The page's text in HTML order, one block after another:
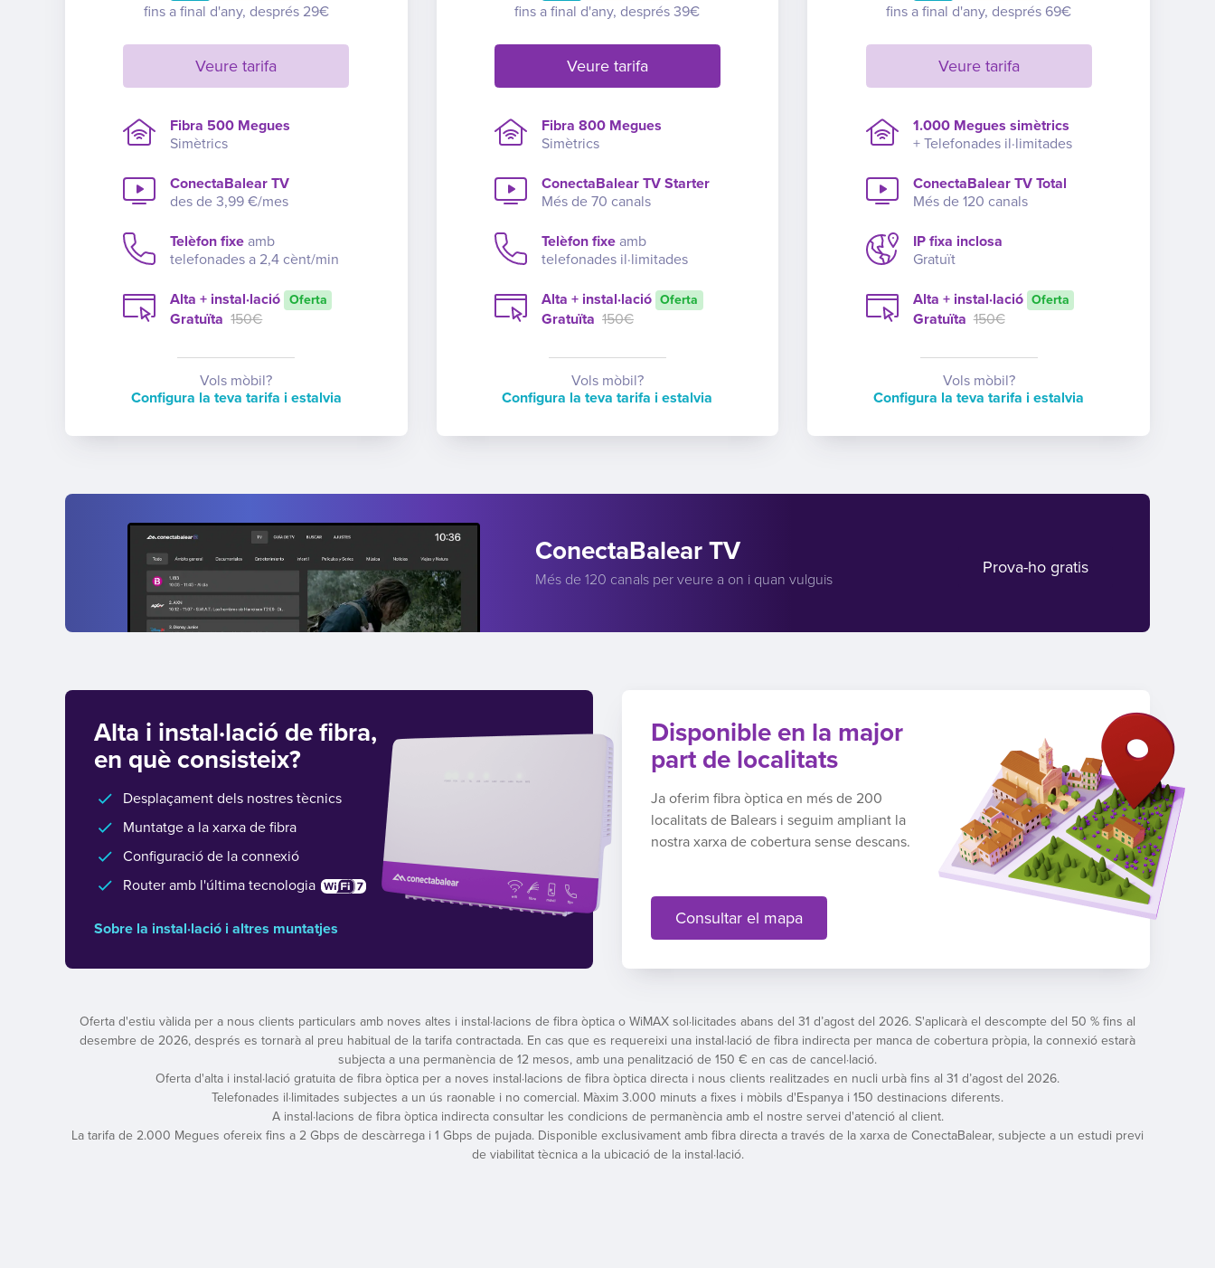
fins a final d'any, després 29€
Veure tarifa
Fibra 500 Megues
Simètrics
ConectaBalear TV
des de 3,99 €/mes
Telèfon fixe amb
telefonades a 2,4 cènt/min
Alta + instal·lació Oferta
Gratuïta 150€
Vols mòbil?
Configura la teva tarifa i estalvia
fins a final d'any, després 39€
Veure tarifa
Fibra 800 Megues
Simètrics
ConectaBalear TV Starter
Més de 70 canals
Telèfon fixeamb
telefonades il·limitades
Alta + instal·lació Oferta
Gratuïta 150€
Vols mòbil?
Configura la teva tarifa i estalvia
fins a final d'any, després 69€
Veure tarifa
1.000 Megues simètrics
+ Telefonades il·limitades
ConectaBalear TV Total
Més de 120 canals
IP fixa inclosa
Gratuït
Alta + instal·lació Oferta
Gratuïta 150€
Vols mòbil?
Configura la teva tarifa i estalvia
ConectaBalear TV
Més de 120 canals per veure a on i quan vulguis
Prova-ho gratis
Alta i instal·lació de fibra,
en què consisteix?
Desplaçament dels nostres tècnics
Muntatge a la xarxa de fibra
Configuració de la connexió
Router amb l'última tecnologia
Sobre la instal·lació i altres muntatjes
Disponible en la major
part de localitats
Ja oferim fibra òptica en més de 200
localitats de Balears i seguim ampliant la
nostra xarxa de cobertura sense descans.
Consultar el mapa
Oferta d'estiu vàlida per a nous clients particulars amb noves altes i instal·lacions de fibra òptica o WiMAX sol·licitades abans del 31 d’agost del 2026. S'aplicarà el descompte del 50 % fins al
desembre de 2026, després es tornarà al preu habitual de la tarifa contractada. En cas que es requereixi una instal·lació de fibra indirecta per manca de cobertura pròpia, la connexió estarà
subjecta a una permanència de 12 mesos, amb una penalització de 150 € en cas de cancel·lació.
Oferta d'alta i instal·lació gratuita de fibra òptica per a noves instal·lacions de fibra òptica directa i nous clients realitzades en nucli urbà fins al 31 d’agost del 2026.
Telefonades il·limitades subjectes a un ús raonable i no comercial. Màxim 3.000 minuts a fixes i mòbils d'Espanya i 150 destinacions diferents.
A instal·lacions de fibra òptica indirecta consultar les condicions de permanència amb el nostre servei d'atenció al client.
La tarifa de 2.000 Megues ofereix fins a 2 Gbps de descàrrega i 1 Gbps de pujada. Disponible exclusivament amb fibra directa a través de la xarxa de ConectaBalear, subjecte a un estudi previ
de viabilitat tècnica a la ubicació de la instal·lació.